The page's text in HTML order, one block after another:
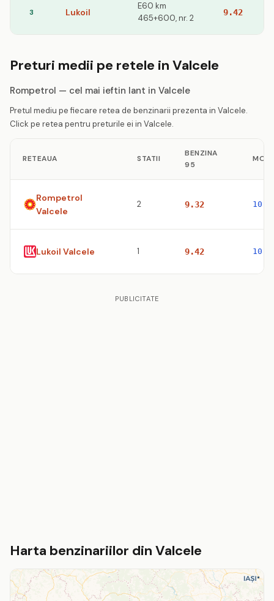
3 Lukoil
E60 km
465+600, nr. 2
9.42
Preturi medii pe retele in Valcele
Rompetrol — cel mai ieftin lant in Valcele
Pretul mediu pe fiecare retea de benzinarii prezenta in Valcele.
Click pe retea pentru preturile ei in Valcele.
RETEAUA STATII
BENZINA
95
Rompetrol
Valcele
2 9.32
Lukoil Valcele 1 9.42
PUBLICITATE
Harta benzinariilor din Valcele